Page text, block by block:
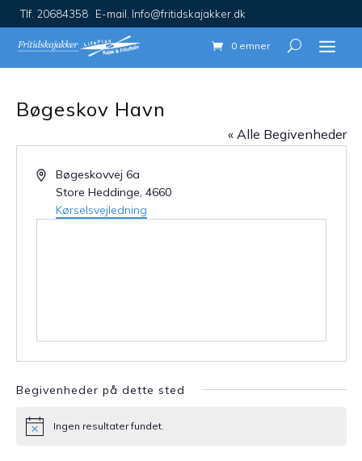
Tlf. 20684358 E-mail. Info@fritidskajakker.dk
0 emner
Bøgeskov Havn
« Alle Begivenheder
AdresseBøgeskovvej 6a
Store Heddinge 4660
Kørselsvejledning
Begivenheder på dette sted
NoticeIngen resultater fundet.